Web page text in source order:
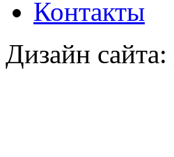
Контакты
Дизайн сайта: